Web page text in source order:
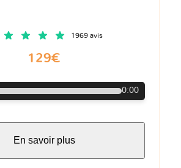
1969 avis
129€
0:00
En savoir plus